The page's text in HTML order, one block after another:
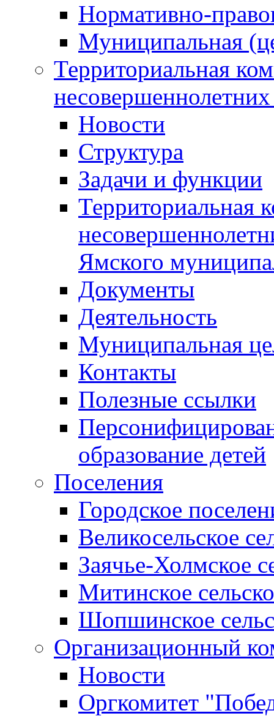
Нормативно-
Муниципальная
Территориальная
Новости
Структура
Задачи и функции
Территориальная
Ямского
Документы
Деятельность
Муниципальная
Контакты
Полезные ссылки
образование детей
Поселения
Городское
Великосельское
Заячье-Холмское
Митинское
Шопшинское
Организационный
Новости
Оргкомитет